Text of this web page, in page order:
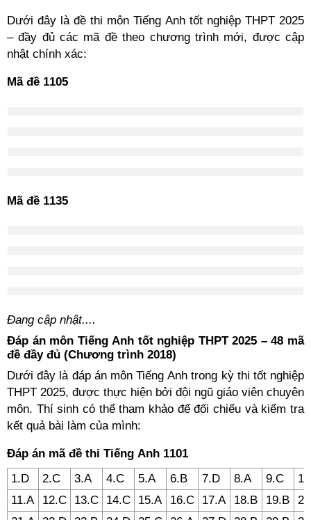
Dưới đây là đề thi môn Tiếng Anh tốt nghiệp THPT 2025
– đầy đủ các mã đề theo chương trình mới, được cập
nhật chính xác:
Mã đề 1105
Mã đề 1135
Đang cập nhật....
Đáp án môn Tiếng Anh tốt nghiệp THPT 2025 – 48 mã
đề đầy đủ (Chương trình 2018)
Dưới đây là đáp án môn Tiếng Anh trong kỳ thi tốt nghiệp
THPT 2025, được thực hiện bởi đội ngũ giáo viên chuyên
môn. Thí sinh có thể tham khảo để đối chiếu và kiểm tra
kết quả bài làm của mình:
Đáp án mã đề thi Tiếng Anh 1101
1.D
2.C 3.A 4.C 5.A 6.B 7.D 8.A 9.C
11.A
12.C 13.C 14.C 15.A 16.C 17.A 18.B 19.B